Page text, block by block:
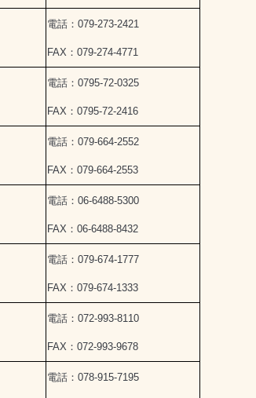
電話：079-273-2421
FAX：079-274-4771
電話：0795-72-0325
FAX：0795-72-2416
電話：079-664-2552
FAX：079-664-2553
電話：06-6488-5300
FAX：06-6488-8432
電話：079-674-1777
FAX：079-674-1333
電話：072-993-8110
FAX：072-993-9678
電話：078-915-7195